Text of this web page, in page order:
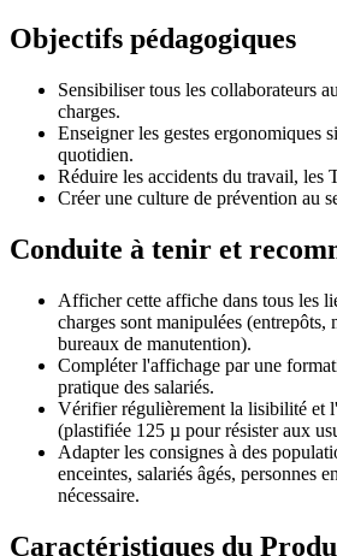
Objectifs pédagogiques
Sensibiliser tous les collaborateurs
charges.
Enseigner les gestes ergonomiques
quotidien.
Réduire les accidents du travail, les
Créer une culture de prévention au
Conduite à tenir et
Afficher cette affiche dans tous les
charges sont manipulées (entrepôts,
bureaux de manutention).
Compléter l'affichage par une
pratique des salariés.
Vérifier régulièrement la lisibilité et
(plastifiée 125 µ pour résister aux
Adapter les consignes à des
enceintes, salariés âgés, personnes
nécessaire.
Caractéristiques du